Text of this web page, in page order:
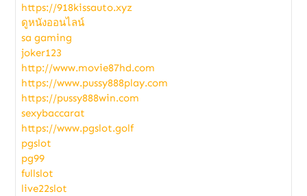
https://918kissauto.xyz
ดูหนังออนไลน์
sa gaming
joker123
http://www.movie87hd.com
https://www.pussy888play.com
https://pussy888win.com
sexybaccarat
https://www.pgslot.golf
pgslot
pg99
fullslot
live22slot